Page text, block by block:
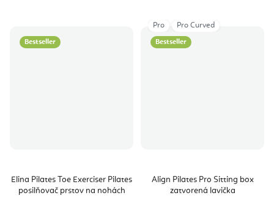
Bestseller
Elina Pilates Toe Exerciser Pilates
posilňovač prstov na nohách
Bestseller
Align Pilates Pro Sitting box
zatvorená lavička
Pro Pro Curved